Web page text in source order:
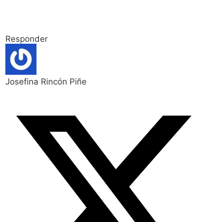
Responder
Josefina Rincón Piñe